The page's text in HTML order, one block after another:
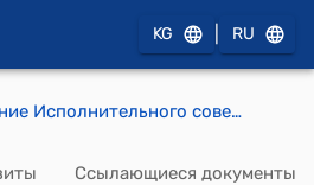
KG RU
Постановление Исполнительного совета Государственного агентства по энергетике при Правительстве КР от 29 марта 2004 года № 33-п
Ссылающиеся документы